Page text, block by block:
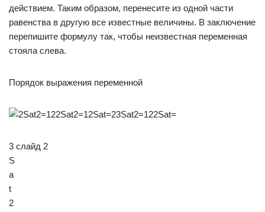
действием. Таким образом, перенесите из одной части
равенства в другую все известные величины. В заключение
перепишите формулу так, чтобы неизвестная переменная
стояла слева.
Порядок выражения переменной
3 слайд 2
S
a
t
2